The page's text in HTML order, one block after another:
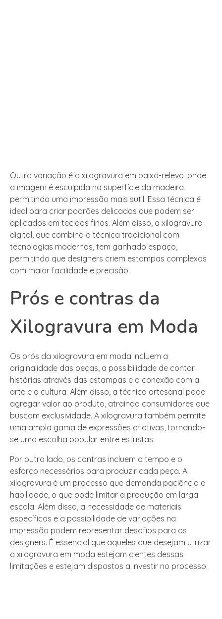
Outra variação é a xilogravura em baixo-relevo, onde
a imagem é esculpida na superfície da madeira,
permitindo uma impressão mais sutil. Essa técnica é
ideal para criar padrões delicados que podem ser
aplicados em tecidos finos. Além disso, a xilogravura
digital, que combina a técnica tradicional com
tecnologias modernas, tem ganhado espaço,
permitindo que designers criem estampas complexas
com maior facilidade e precisão.
Prós e contras da
Xilogravura em Moda
Os prós da xilogravura em moda incluem a
originalidade das peças, a possibilidade de contar
histórias através das estampas e a conexão com a
arte e a cultura. Além disso, a técnica artesanal pode
agregar valor ao produto, atraindo consumidores que
buscam exclusividade. A xilogravura também permite
uma ampla gama de expressões criativas, tornando-
se uma escolha popular entre estilistas.
Por outro lado, os contras incluem o tempo e o
esforço necessários para produzir cada peça. A
xilogravura é um processo que demanda paciência e
habilidade, o que pode limitar a produção em larga
escala. Além disso, a necessidade de materiais
específicos e a possibilidade de variações na
impressão podem representar desafios para os
designers. É essencial que aqueles que desejam utilizar
a xilogravura em moda estejam cientes dessas
limitações e estejam dispostos a investir no processo.